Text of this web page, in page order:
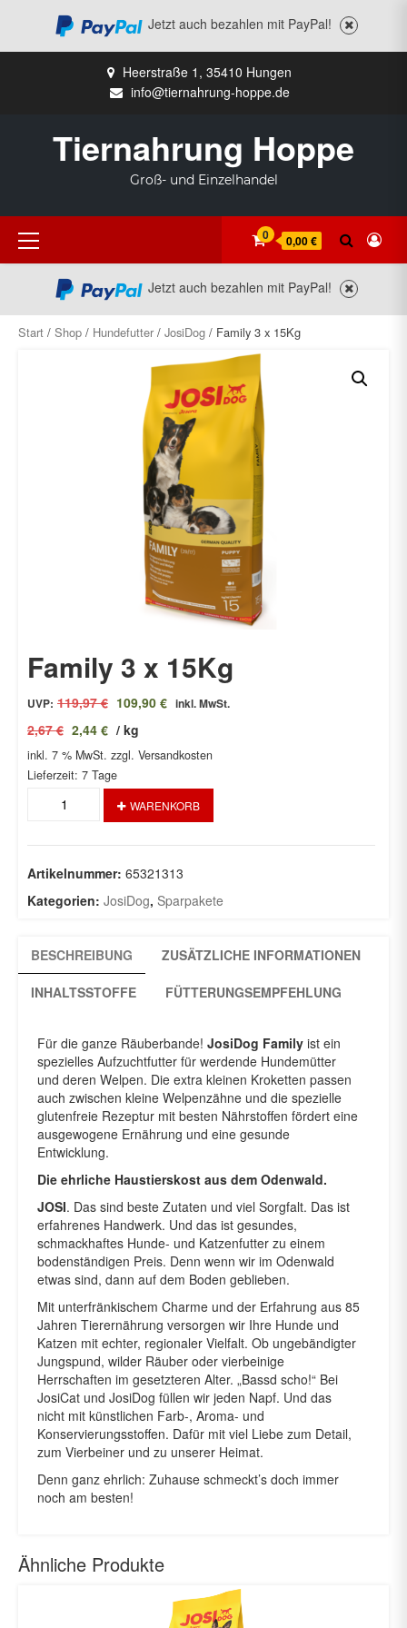
Jetzt auch bezahlen mit PayPal!
Heerstraße 1, 35410 Hungen
info@tiernahrung-hoppe.de
Tiernahrung Hoppe
Groß- und Einzelhandel
Primäres
Menü
0 0,00 €
Jetzt auch bezahlen mit PayPal!
Start / Shop / Hundefutter / JosiDog / Family 3 x 15Kg
Family 3 x 15Kg
UVP: 119,97€ Ursprünglicher
war:
119,97 €
109,90 € Aktueller
109,90 €.
inkl. MwSt.
2,67€ 2,44 € / kg
inkl. 7 % MwSt. zzgl. Versandkosten
Lieferzeit: 7 Tage
15Kg
Menge
WARENKORB
Artikelnummer: 65321313
Kategorien: JosiDog, Sparpakete
BESCHREIBUNG ZUSÄTZLICHE INFORMATIONEN
INHALTSSTOFFE FÜTTERUNGSEMPFEHLUNG
Für die ganze Räuberbande! JosiDog Family ist ein
spezielles Aufzuchtfutter für werdende Hundemütter
und deren Welpen. Die extra kleinen Kroketten passen
auch zwischen kleine Welpenzähne und die spezielle
glutenfreie Rezeptur mit besten Nährstoffen fördert eine
ausgewogene Ernährung und eine gesunde
Entwicklung.
Die ehrliche Haustierskost aus dem Odenwald.
JOSI. Das sind beste Zutaten und viel Sorgfalt. Das ist
erfahrenes Handwerk. Und das ist gesundes,
schmackhaftes Hunde- und Katzenfutter zu einem
bodenständigen Preis. Denn wenn wir im Odenwald
etwas sind, dann auf dem Boden geblieben.
Mit unterfränkischem Charme und der Erfahrung aus 85
Jahren Tierernährung versorgen wir Ihre Hunde und
Katzen mit echter, regionaler Vielfalt. Ob ungebändigter
Jungspund, wilder Räuber oder vierbeinige
Herrschaften im gesetzteren Alter. „Bassd scho!“ Bei
JosiCat und JosiDog füllen wir jeden Napf. Und das
nicht mit künstlichen Farb-, Aroma- und
Konservierungsstoffen. Dafür mit viel Liebe zum Detail,
zum Vierbeiner und zu unserer Heimat.
Denn ganz ehrlich: Zuhause schmeckt’s doch immer
noch am besten!
Ähnliche Produkte